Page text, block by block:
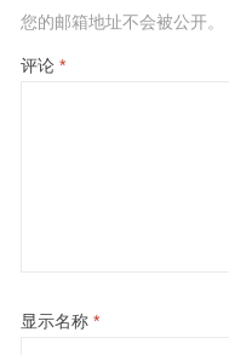
您的邮箱地址不会被公开。
评论 *
显示名称 *